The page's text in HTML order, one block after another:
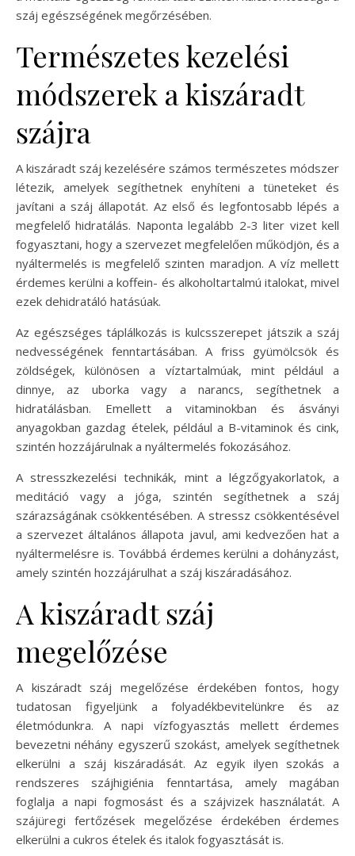
száj egészségének megőrzésében.
Természetes kezelési
módszerek a kiszáradt
szájra
A kiszáradt száj kezelésére számos természetes módszer
létezik, amelyek segíthetnek enyhíteni a tüneteket és
javítani a száj állapotát. Az első és legfontosabb lépés a
megfelelő hidratálás. Naponta legalább 2-3 liter vizet kell
fogyasztani, hogy a szervezet megfelelően működjön, és a
nyáltermelés is megfelelő szinten maradjon. A víz mellett
érdemes kerülni a koffein- és alkoholtartalmú italokat, mivel
ezek dehidratáló hatásúak.
Az egészséges táplálkozás is kulcsszerepet játszik a száj
nedvességének fenntartásában. A friss gyümölcsök és
zöldségek, különösen a víztartalmúak, mint például a
dinnye, az uborka vagy a narancs, segíthetnek a
hidratálásban. Emellett a vitaminokban és ásványi
anyagokban gazdag ételek, például a B-vitaminok és cink,
szintén hozzájárulnak a nyáltermelés fokozásához.
A stresszkezelési technikák, mint a légzőgyakorlatok, a
meditáció vagy a jóga, szintén segíthetnek a száj
szárazságának csökkentésében. A stressz csökkentésével
a szervezet általános állapota javul, ami kedvezően hat a
nyáltermelésre is. Továbbá érdemes kerülni a dohányzást,
amely szintén hozzájárulhat a száj kiszáradásához.
A kiszáradt száj
megelőzése
A kiszáradt száj megelőzése érdekében fontos, hogy
tudatosan figyeljünk a folyadékbevitelünkre és az
életmódunkra. A napi vízfogyasztás mellett érdemes
bevezetni néhány egyszerű szokást, amelyek segíthetnek
elkerülni a száj kiszáradását. Az egyik ilyen szokás a
rendszeres szájhigiénia fenntartása, amely magában
foglalja a napi fogmosást és a szájvizek használatát. A
szájüregi fertőzések megelőzése érdekében érdemes
elkerülni a cukros ételek és italok fogyasztását is.